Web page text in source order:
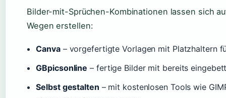
Bilder-mit-Sprüchen-Kombinationen lassen sich
Wegen erstellen:
Canva– vorgefertigte Vorlagen mit Platzhaltern
GBpicsonline – fertige Bilder mit bereits
Selbst gestalten – mit kostenlosen Tools wie